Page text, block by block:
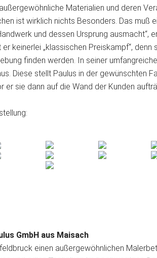
Materialien und deren
ist wirklich nichts Besonders. Das muß
und dessen Ursprung ausmacht“,
keinerlei „klassischen Preiskampf“, denn
finden werden. In seiner
Diese stellt Paulus in der gewünschten
er sie dann auf die Wand der Kunden
GmbH aus Maisach
einen außergewöhnlichen